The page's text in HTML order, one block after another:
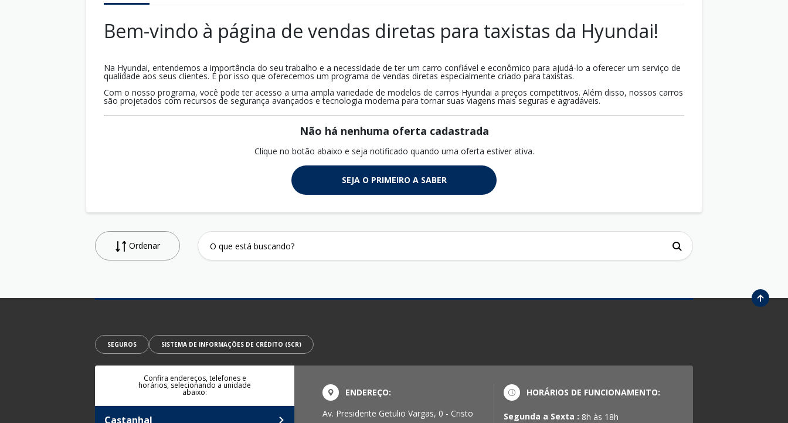
Bem-vindo à página de vendas diretas para taxistas da Hyundai!
Na Hyundai, entendemos a importância do seu trabalho e a necessidade de ter um carro confiável e econômico para ajudá-lo a oferecer um serviço de
qualidade aos seus clientes. É por isso que oferecemos um programa de vendas diretas especialmente criado para taxistas.
Com o nosso programa, você pode ter acesso a uma ampla variedade de modelos de carros Hyundai a preços competitivos. Além disso, nossos carros
são projetados com recursos de segurança avançados e tecnologia moderna para tornar suas viagens mais seguras e agradáveis.
Não há nenhuma oferta cadastrada
Clique no botão abaixo e seja notificado quando uma oferta estiver ativa.
SEJA O PRIMEIRO A SABER
Ordenar
SEGUROS SISTEMA DE INFORMAÇÕES DE CRÉDITO (SCR)
Confira endereços, telefones e
horários, selecionando a unidade
abaixo:
Castanhal
ENDEREÇO:
Av. Presidente Getulio Vargas, 0 - Cristo
HORÁRIOS DE FUNCIONAMENTO:
Segunda a Sexta : 8h às 18h